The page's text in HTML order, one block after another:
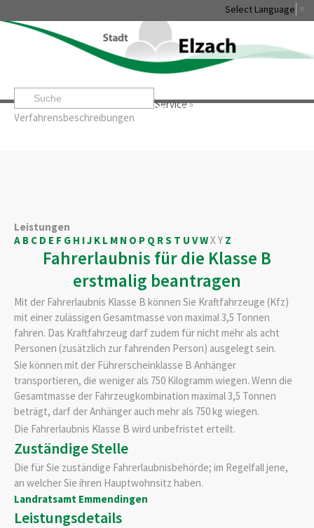
Select Language
Startseite» »Service»
Verfahrensbeschreibungen
Leben & Erleben Rathaus & Service
Leistungen
A B C D E F G H IJ K L M N O P Q RS T U VWXY Z
Fahrerlaubnis für die Klasse B
erstmalig beantragen
Mit der Fahrerlaubnis Klasse B können Sie Kraftfahrzeuge (Kfz)
mit einer zulässigen Gesamtmasse von maximal 3,5 Tonnen
fahren. Das Kraftfahrzeug darf zudem für nicht mehr als acht
Personen (zusätzlich zur fahrenden Person) ausgelegt sein.
Sie können mit der Führerscheinklasse B Anhänger
transportieren, die weniger als 750 Kilogramm wiegen. Wenn die
Gesamtmasse der Fahrzeugkombination maximal 3,5 Tonnen
beträgt, darf der Anhänger auch mehr als 750 kg wiegen.
Die Fahrerlaubnis Klasse B wird unbefristet erteilt.
Zuständige Stelle
Die für Sie zuständige Fahrerlaubnisbehörde; im Regelfall jene,
an welcher Sie ihren Hauptwohnsitz haben.
Landratsamt Emmendingen
Leistungsdetails